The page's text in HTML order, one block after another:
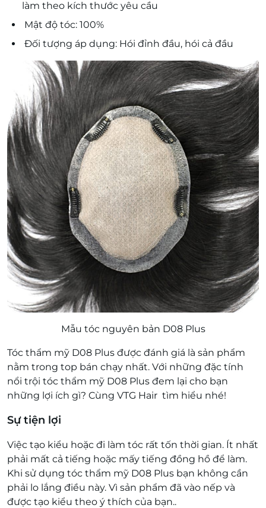
làm theo kích thước yêu cầu
Mật độ tóc: 100%
Đối tượng áp dụng: Hói đỉnh đầu, hói cả đầu
Mẫu tóc nguyên bản D08 Plus
Tóc thẩm mỹ D08 Plus được đánh giá là sản phẩm
nằm trong top bán chạy nhất. Với những đặc tính
nổi trội tóc thẩm mỹ D08 Plus đem lại cho bạn
những lợi ích gì? Cùng VTG Hair tìm hiểu nhé!
Sự tiện lợi
Việc tạo kiểu hoặc đi làm tóc rất tốn thời gian. Ít nhất
phải mất cả tiếng hoặc mấy tiếng đồng hồ để làm.
Khi sử dụng tóc thẩm mỹ D08 Plus bạn không cần
phải lo lắng điều này. Vì sản phẩm đã vào nếp và
được tạo kiểu theo ý thích của bạn..